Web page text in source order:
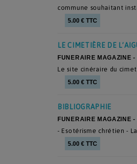
commune souhaitant
5.00 € TTC
LE CIMETIÈRE DE
FUNERAIRE MAGAZINE
Le site cinéraire du
5.00 € TTC
BIBLIOGRAPHIE
FUNERAIRE MAGAZINE
- Esotérisme chrétien -
5.00 € TTC